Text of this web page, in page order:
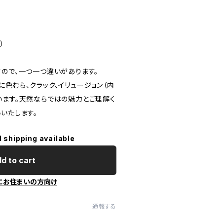
で、一つ一つ違いがあります。
むら、クラック、イリュージョン（内
す。天然ならではの魅力とご理解く
たします。
shipping available
to cart
お住まいの方向け
通報する